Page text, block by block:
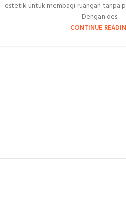
estetik untuk membagi ruangan tanpa
Dengan des...
CONTINUE